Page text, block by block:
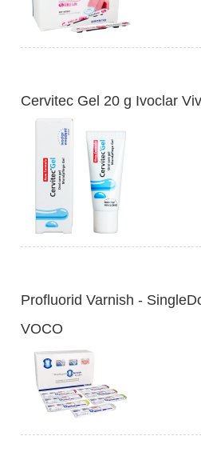
Cervitec Gel 20 g Ivoclar
Profluorid Varnish -
VOCO